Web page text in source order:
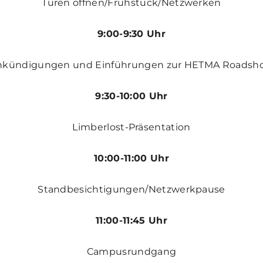
Türen öffnen/Frühstück/Netzwerken
9:00-9:30 Uhr
und Einführungen zur HETMA
9:30-10:00 Uhr
Limberlost-Präsentation
10:00-11:00 Uhr
Standbesichtigungen/Netzwerkpause
11:00-11:45 Uhr
Campusrundgang